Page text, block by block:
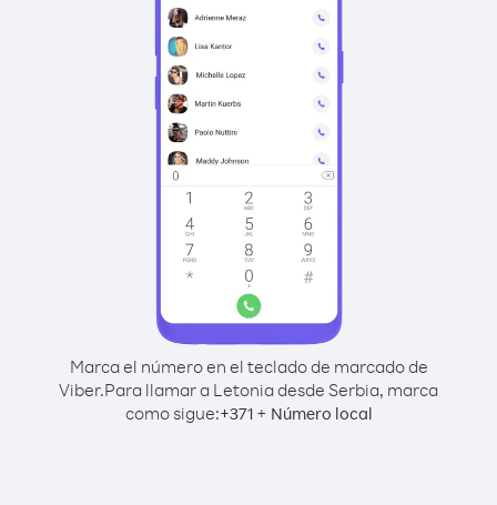
Marca el número en el teclado de marcado de
Viber.Para llamar a Letonia desde Serbia, marca
como sigue:+371+ Número local